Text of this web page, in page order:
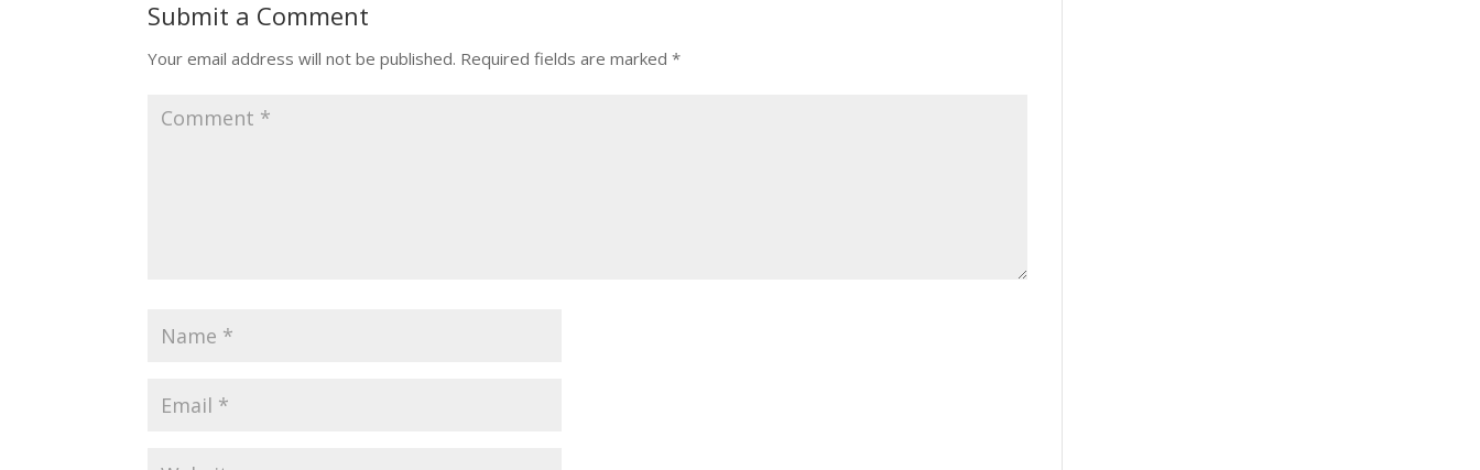
Submit a Comment
Your email address will not be published. Required fields are marked*